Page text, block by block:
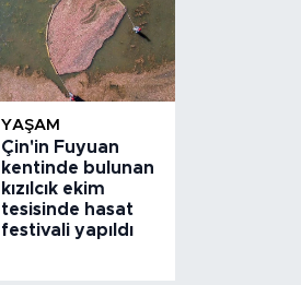
YAŞAM
Çin'in Fuyuan
kentinde bulunan
kızılcık ekim
tesisinde hasat
festivali yapıldı